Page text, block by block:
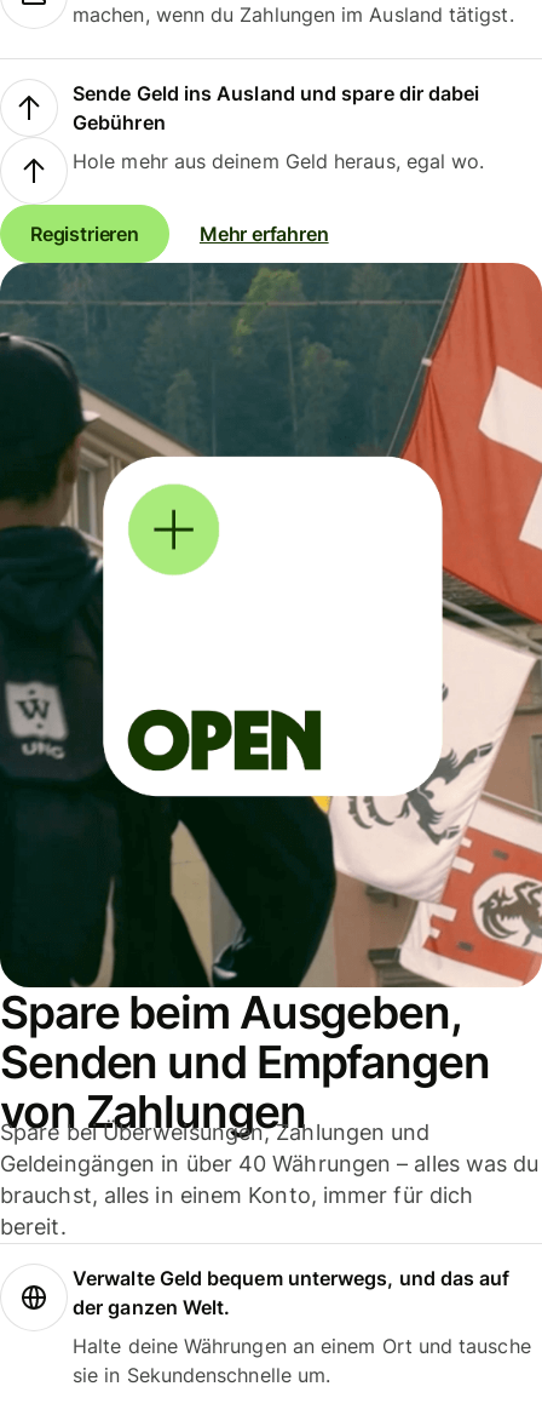
machen, wenn du Zahlungen im Ausland tätigst.
Sende Geld ins Ausland und spare dir dabei
Gebühren
Hole mehr aus deinem Geld heraus, egal wo.
Registrieren Mehr erfahren
Spare beim Ausgeben,
Senden und Empfangen
von Zahlungen
Spare bei Überweisungen, Zahlungen und
Geldeingängen in über 40 Währungen – alles was du
brauchst, alles in einem Konto, immer für dich
bereit.
Verwalte Geld bequem unterwegs, und das auf
der ganzen Welt.
Halte deine Währungen an einem Ort und tausche
sie in Sekundenschnelle um.